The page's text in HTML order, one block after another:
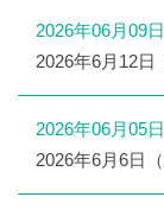
2026年06月09日
2026年6月12日
2026年06月05日
2026年6月6日